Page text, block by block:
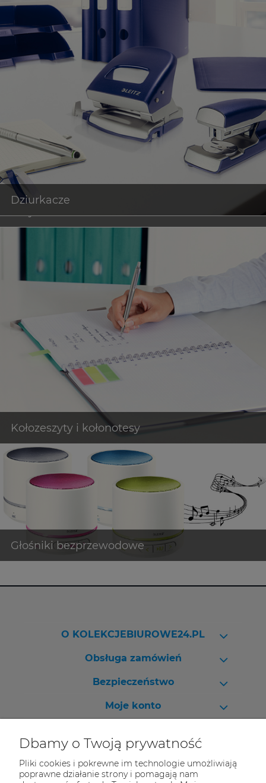
O KOLEKCJEBIUROWE24.PL
Obsługa zamówień
Bezpieczeństwo
Moje konto
Dbamy o Twoją prywatność
Pliki cookies i pokrewne im technologie umożliwiają
poprawne działanie strony i pomagają nam